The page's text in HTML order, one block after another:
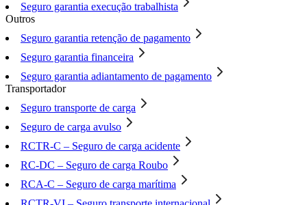
Seguro garantia execução trabalhista
Outros
Seguro garantia retenção de pagamento
Seguro garantia financeira
Seguro garantia adiantamento de pagamento
Transportador
Seguro transporte de carga
Seguro de carga avulso
RCTR-C – Seguro de carga acidente
RC-DC – Seguro de carga Roubo
RCA-C – Seguro de carga marítima